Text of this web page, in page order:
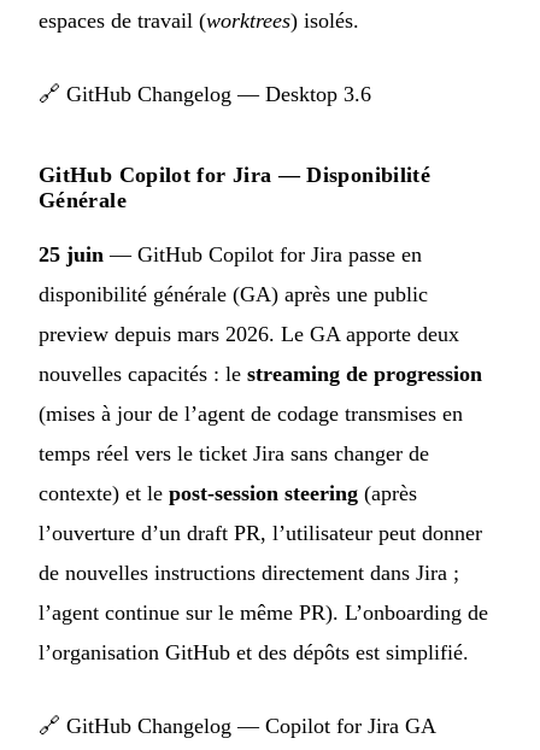
espaces de travail (worktrees) isolés.
🔗 GitHub Changelog — Desktop 3.6
GitHub Copilot for Jira — Disponibilité
Générale
25 juin — GitHub Copilot for Jira passe en
disponibilité générale (GA) après une public
preview depuis mars 2026. Le GA apporte deux
nouvelles capacités : le streaming de progression
(mises à jour de l’agent de codage transmises en
temps réel vers le ticket Jira sans changer de
contexte) et le post-session steering (après
l’ouverture d’un draft PR, l’utilisateur peut donner
de nouvelles instructions directement dans Jira ;
l’agent continue sur le même PR). L’onboarding de
l’organisation GitHub et des dépôts est simplifié.
🔗 GitHub Changelog — Copilot for Jira GA